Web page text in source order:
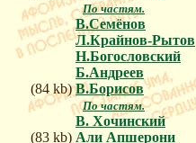
По частям.
В.Семёнов
Л.Крайнов-Рытов
Н.Богословский
Б.Андреев
(84 kb)В.Борисов
По частям.
В. Хочинский
(83 kb) Али Апшерони